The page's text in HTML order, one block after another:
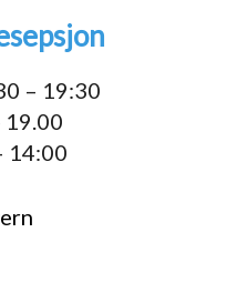
– 19:30
19.00
14:00